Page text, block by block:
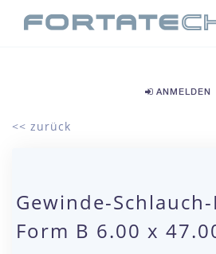
ANMELDEN
<< zurück
Gewinde-
Form B 6.00 x